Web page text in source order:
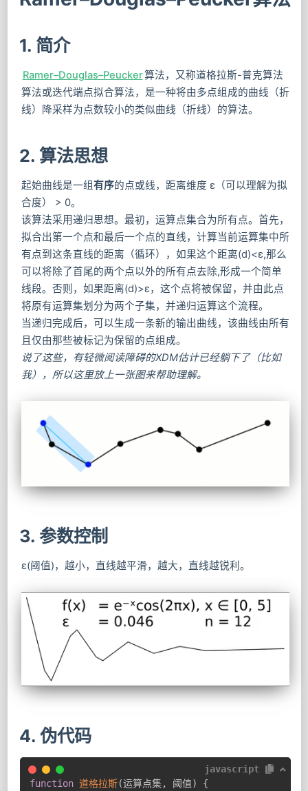
1. 简介
Ramer–Douglas–Peucker算法，又称道格拉斯-普克算法
算法或迭代端点拟合算法，是一种将由多点组成的曲线（折
线）降采样为点数较小的类似曲线（折线）的算法。
2. 算法思想
起始曲线是一组有序的点或线，距离维度 ε（可以理解为拟
合度） > 0。
该算法采用递归思想。最初，运算点集合为所有点。首先，
拟合出第一个点和最后一个点的直线，计算当前运算集中所
有点到这条直线的距离（循环），如果这个距离(d)<ε,那么
可以将除了首尾的两个点以外的所有点去除,形成一个简单
线段。否则，如果距离(d)>ε，这个点将被保留，并由此点
将原有运算集划分为两个子集，并递归运算这个流程。
当递归完成后，可以生成一条新的输出曲线，该曲线由所有
且仅由那些被标记为保留的点组成。
说了这些，有轻微阅读障碍的XDM估计已经躺下了（比如
我），所以这里放上一张图来帮助理解。
3. 参数控制
ε(阈值)，越小，直线越平滑，越大，直线越锐利。
4. 伪代码
javascript
function 道格拉斯(运算点集, 阈值)
{